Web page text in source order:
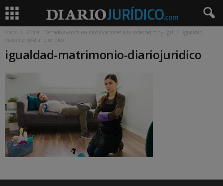
Inicio Chile – Senado avanza en modificaciones a la sociedad conyugal
igualdad-
matrimonio-diariojuridico
igualdad-matrimonio-diariojuridico